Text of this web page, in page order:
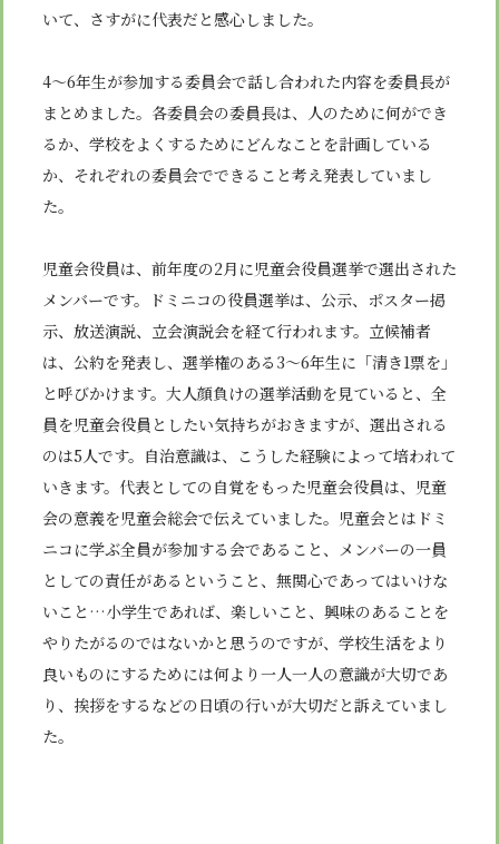
いて、さすがに代表だと感心しました。
4～6年生が参加する委員会で話し合われた内容を委員長が
まとめました。各委員会の委員長は、人のために何ができ
るか、学校をよくするためにどんなことを計画している
か、それぞれの委員会でできること考え発表していまし
た。
児童会役員は、前年度の2月に児童会役員選挙で選出された
メンバーです。ドミニコの役員選挙は、公示、ポスター掲
示、放送演説、立会演説会を経て行われます。立候補者
は、公約を発表し、選挙権のある 3～6年生に「清き1票を」
と呼びかけます。大人顔負けの選挙活動を見ていると、全
員を児童会役員としたい気持ちがおきますが、選出される
のは5 人です。自治意識は、こうした経験によって培われて
いきます。代表としての自覚をもった児童会役員は、児童
会の意義を児童会総会で伝えていました。児童会とはドミ
ニコに学ぶ全員が参加する会であること、メンバーの一員
としての責任があるということ、無関心であってはいけな
いこと…小学生であれば、楽しいこと、興味のあることを
やりたがるのではないかと思うのですが、学校生活をより
良いものにするためには何より一人一人の意識が大切であ
り、挨拶をするなどの日頃の行いが大切だと訴えていまし
た。